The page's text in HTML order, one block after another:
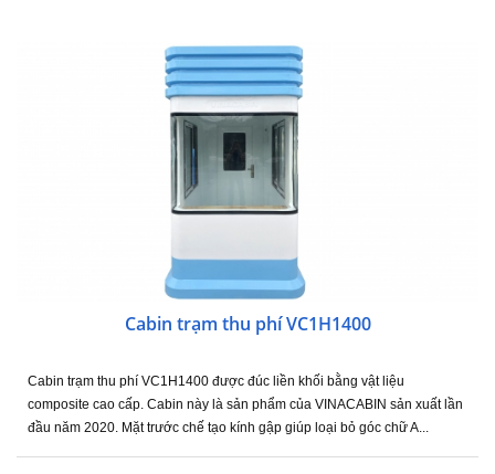
Cabin trạm thu phí VC1H1400
Cabin trạm thu phí VC1H1400 được đúc liền khối bằng vật liệu
composite cao cấp. Cabin này là sản phẩm của VINACABIN sản xuất lần
đầu năm 2020. Mặt trước chế tạo kính gập giúp loại bỏ góc chữ A...